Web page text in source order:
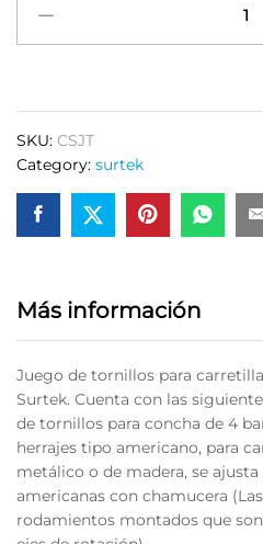
Tornillos
Surtek
quantity
SKU: CSJT
Category: surtek
Más información
Juego de tornillos para
Surtek. Cuenta con las
de tornillos para concha de 4
herrajes tipo americano, para
metálico o de madera, se
americanas con chamucera
rodamientos montados que